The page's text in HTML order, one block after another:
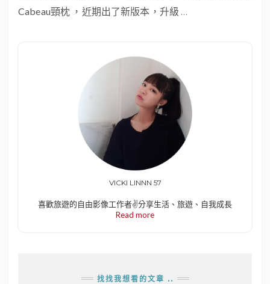
Cabeau頸枕 ，近期出了新版本，升級
VICKI LINNN 57
喜歡旅遊的自由影像工作者✌️分享生活、旅遊、自我成長
Read more
找找我想看的文章 ..